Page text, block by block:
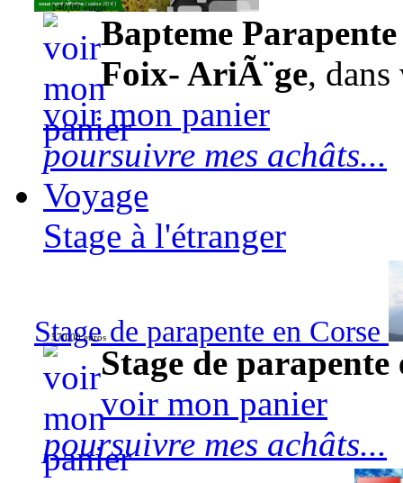
140,00 euros
Bapteme
Foix- AriÃ¨ge,
voir mon panier
poursuivre mes achâts...
Voyage
Stage à l'étranger
Stage de parapente en Corse
570,00 euros
Stage de
voir mon panier
poursuivre mes achâts...